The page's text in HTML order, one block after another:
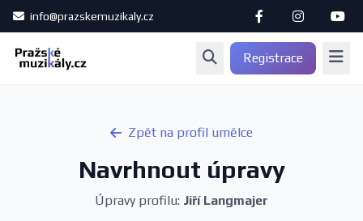
info@prazskemuzikaly.cz
Registrace
Zpět na profil umělce
Navrhnout úpravy
Úpravy profilu: Jiří Langmajer